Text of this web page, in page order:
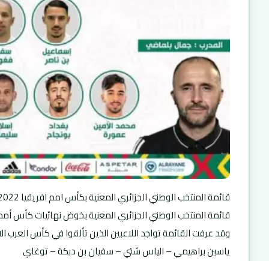
قائمة المنتخب الوطني الجزائري المعنية بكأس امم افريقيا 2022
قائمة المنتخب الوطني الجزائري المعنية بخوض نهائيات كأس أمم
وقد عرفت القائمة تواجد اللاعبين الذين تألقوا في كأس العرب
ياسين براهيمي – الياس شتي – سفيان بن دبكة – توغاي